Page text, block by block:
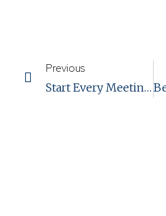
Previous
Start Every Meeting With A Handshake.